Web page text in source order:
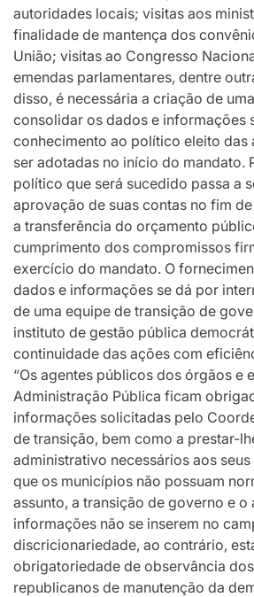
autoridades locais; visitas aos
finalidade de mantença dos
União; visitas ao Congresso
emendas parlamentares, dentre
disso, é necessária a criação de
consolidar os dados e informações
conhecimento ao político eleito das
ser adotadas no início do mandato.
político que será sucedido passa a
aprovação de suas contas no fim
a transferência do orçamento
cumprimento dos compromissos
exercício do mandato. O
dados e informações se dá por
de uma equipe de transição de
instituto de gestão pública
continuidade das ações com
“Os agentes públicos dos órgãos e
Administração Pública ficam
informações solicitadas pelo
de transição, bem como a prestar-
administrativo necessários aos
que os municípios não possuam
assunto, a transição de governo e o
informações não se inserem no
discricionariedade, ao contrário,
obrigatoriedade de observância
republicanos de manutenção da